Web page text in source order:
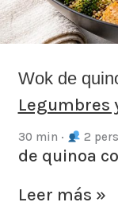
Wok de
Legumbres
30 min · 2 pers
de quinoa
Leer más »